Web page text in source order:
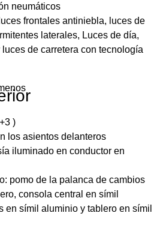
neumáticos
frontales antiniebla, luces de
laterales, Luces de día,
luces de carretera con tecnología
)
los asientos delanteros
iluminado en conductor en
pomo de la palanca de cambios
consola central en símil
en símil aluminio y tablero en símil